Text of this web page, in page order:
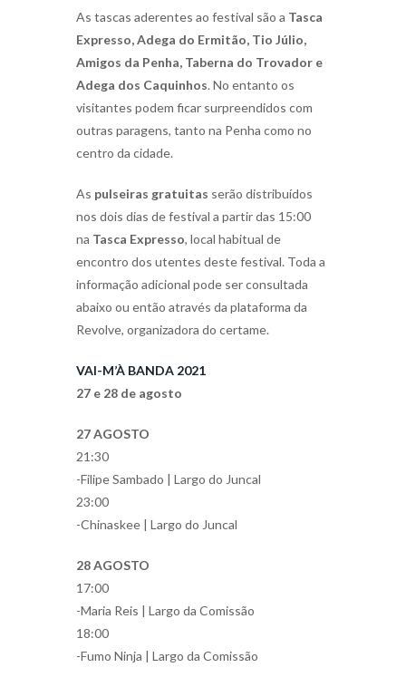
As tascas aderentes ao festival são a Tasca
Expresso, Adega do Ermitão, Tio Júlio,
Amigos da Penha, Taberna do Trovador e
Adega dos Caquinhos. No entanto os
visitantes podem ficar surpreendidos com
outras paragens, tanto na Penha como no
centro da cidade.
As pulseiras gratuitas serão distribuídos
nos dois dias de festival a partir das 15:00
na Tasca Expresso, local habitual de
encontro dos utentes deste festival. Toda a
informação adicional pode ser consultada
abaixo ou então através da plataforma da
Revolve, organizadora do certame.
VAI-M’À BANDA 2021
27 e 28 de agosto
27 AGOSTO
21:30
-Filipe Sambado | Largo do Juncal
23:00
-Chinaskee | Largo do Juncal
28 AGOSTO
17:00
-Maria Reis | Largo da Comissão
18:00
-Fumo Ninja | Largo da Comissão